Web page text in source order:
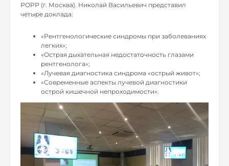
РОРР (г. Москва). Николай Васильевич представил
четыре доклада:
«Рентгенологические синдромы при заболеваниях
легких»;
«Острая дыхательная недостаточность глазами
рентгенолога»;
«Лучевая диагностика синдрома «острый живот»;
«Современные аспекты лучевой диагностики
острой кишечной непроходимости».